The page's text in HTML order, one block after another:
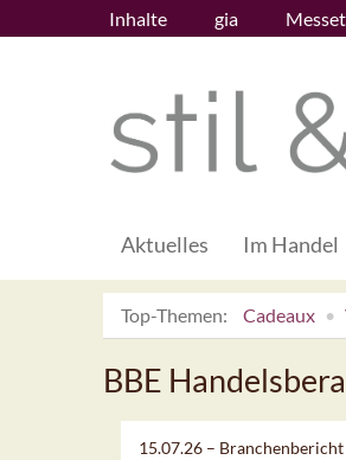
Inhalte gia
Aktuelles Im Handel
Top-Themen: Cadeaux
BBE
15.07.26 –